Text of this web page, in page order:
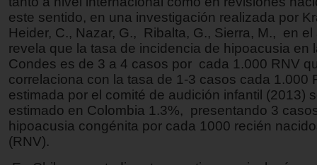
este sentido, en una investigación realizada por
Heider, C., Nazar, G., Ribalta, G., Sierra, M., en
revela que la tasa de incidencia de hipoacusia en
Condes es de 3 a 4 casos por cada 1.000 RNV
correlaciona con la tasa de 1-3 casos cada 1.000
estimada por el comité de audición infantil (2013)
estimado en Colombia 1.3%, presentando 3
hipoacusia congénita por cada 1000 recién
(RNV).